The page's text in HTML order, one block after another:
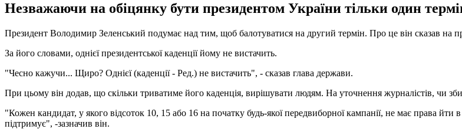
Незважаючи на обіцянку бути президентом України тільки один
Президент Володимир Зеленський подумає над тим, щоб балотуватися на другий термін. Про це він сказав на
За його словами, однієї президентської каденції йому не вистачить.
"Чесно кажучи... Щиро? Однієї (каденції - Ред.) не вистачить", - сказав глава держави.
При цьому він додав, що скільки триватиме його каденція, вирішувати людям. На уточнення журналістів, чи
"Кожен кандидат, у якого відсоток 10, 15 або 16 на початку будь-якої передвиборної кампанії, не має права
підтримує", -зазначив він.